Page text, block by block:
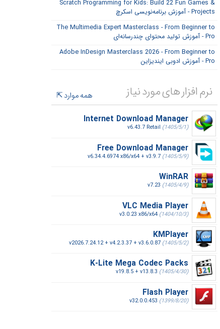
Scratch Programming for Kids: Build 22 Fun Games &
Projects - آموزش برنامه‌نویسی اسکرچ
The Multimedia Expert Masterclass - From Beginner to
Pro - آموزش تولید محتوای چندرسانه‌ای
Adobe InDesign Masterclass 2026 - From Beginner to
Pro - آموزش ادوبی ایندیزاین
نرم افزار های مورد نیاز
همه موارد
Internet Download Manager
v6.43.7 Retail (1405/5/1)
Free Download Manager
v6.34.4.6974 x86/x64 + v3.9.7 (1405/5/9)
WinRAR
v7.23 (1405/4/9)
VLC Media Player
v3.0.23 x86/x64 (1404/10/3)
KMPlayer
v2026.7.24.12 + v4.2.3.37 + v3.6.0.87 (1405/5/2)
K-Lite Mega Codec Packs
v19.8.5 + v13.8.3 (1405/4/30)
Flash Player
v32.0.0.453 (1399/8/20)